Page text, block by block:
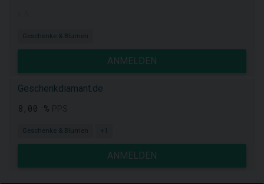
Geschenke & Blumen
ANMELDEN
Geschenkdiamant.de
8,00 %
Geschenke & Blumen +1
ANMELDEN